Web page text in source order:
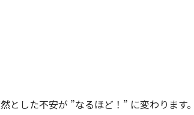
とした不安が ”なるほど！” に変わります